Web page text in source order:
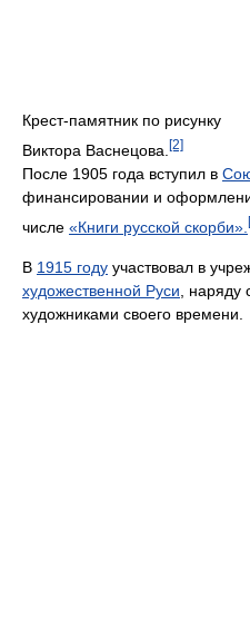
Крест-памятник по рисунку
Виктора Васнецова. [2]
После 1905 года вступил в
финансировании и
числе «Книги русской скорби».
В 1915 году участвовал в
художественной Руси ,
художниками своего времени.